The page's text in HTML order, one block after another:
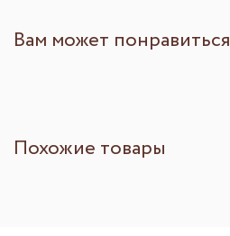
Вам может понравиться
Похожие товары